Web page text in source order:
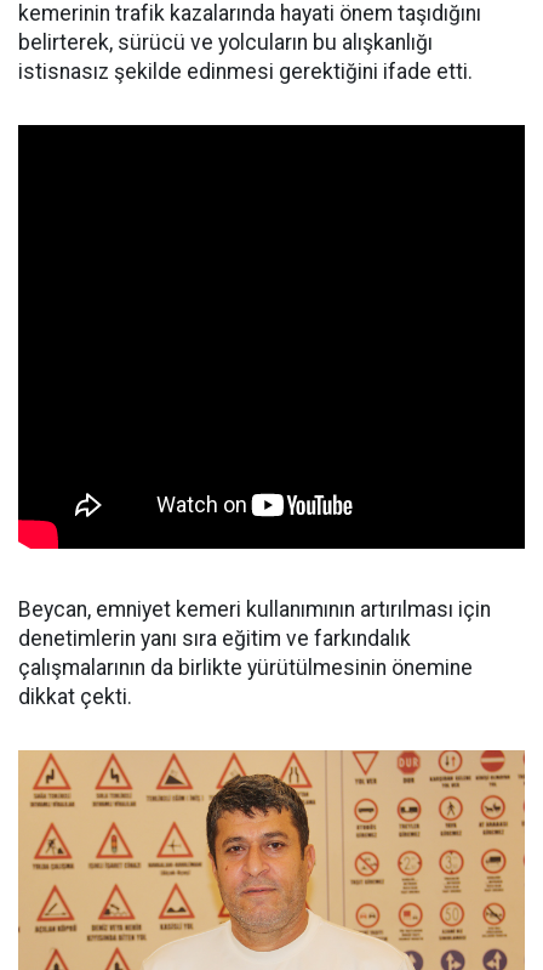
kemerinin trafik kazalarında hayati önem taşıdığını
belirterek, sürücü ve yolcuların bu alışkanlığı
istisnasız şekilde edinmesi gerektiğini ifade etti.
Beycan, emniyet kemeri kullanımının artırılması için
denetimlerin yanı sıra eğitim ve farkındalık
çalışmalarının da birlikte yürütülmesinin önemine
dikkat çekti.